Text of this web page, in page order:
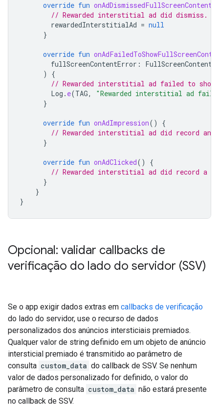
override fun onAdDismissedFullScreenContent
// Rewarded interstitial ad did dismiss.
rewardedInterstitialAd = null
}
override fun
fullScreenContentError :
)
{
// Rewarded interstitial ad failed to show.
Log . e(TAG,
"Rewarded interstitial ad
}
override fun onAdImpression()
{
// Rewarded interstitial ad did record an
}
override fun onAdClicked()
{
// Rewarded interstitial ad did record a
}
}
}
Opcional: validar callbacks de
verificação do lado do servidor (SSV)
Se o app exigir dados extras em callbacks de verificação
do lado do servidor, use o recurso de dados
personalizados dos anúncios intersticiais premiados.
Qualquer valor de string definido em um objeto de anúncio
intersticial premiado é transmitido ao parâmetro de
consulta custom_data do callback de SSV. Se nenhum
valor de dados personalizado for definido, o valor do
parâmetro de consulta custom_data não estará presente
no callback de SSV.